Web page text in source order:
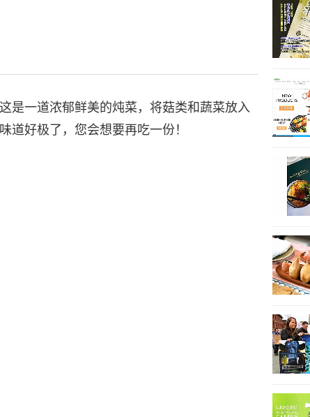
是一道浓郁鲜美的炖菜，将菇类和蔬菜放入
道好极了，您会想要再吃一份！